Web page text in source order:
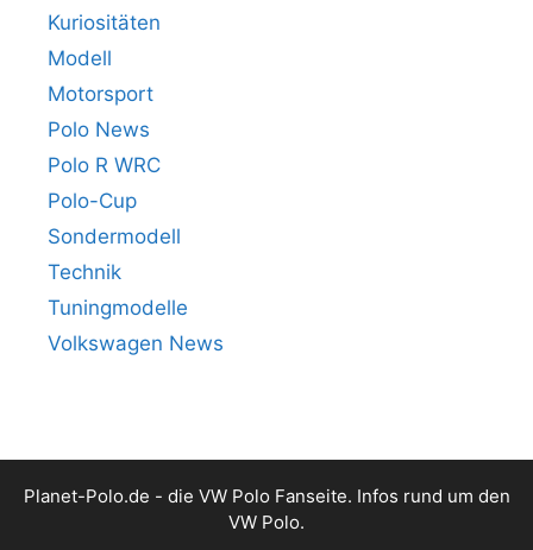
Kuriositäten
Modell
Motorsport
Polo News
Polo R WRC
Polo-Cup
Sondermodell
Technik
Tuningmodelle
Volkswagen News
Planet-Polo.de - die VW Polo Fanseite. Infos rund um den
VW Polo.